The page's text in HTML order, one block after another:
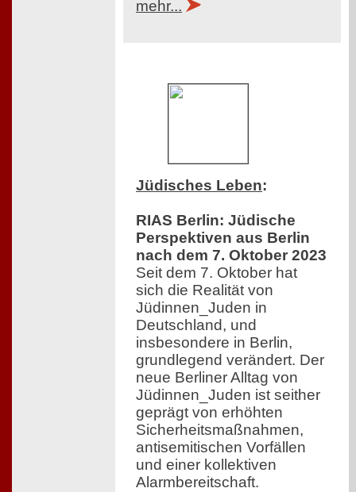
mehr...
Jüdisches Leben:
RIAS Berlin: Jüdische
Perspektiven aus Berlin
nach dem 7. Oktober 2023
Seit dem 7. Oktober hat
sich die Realität von
Jüdinnen_Juden in
Deutschland, und
insbesondere in Berlin,
grundlegend verändert. Der
neue Berliner Alltag von
Jüdinnen_Juden ist seither
geprägt von erhöhten
Sicherheitsmaßnahmen,
antisemitischen Vorfällen
und einer kollektiven
Alarmbereitschaft.